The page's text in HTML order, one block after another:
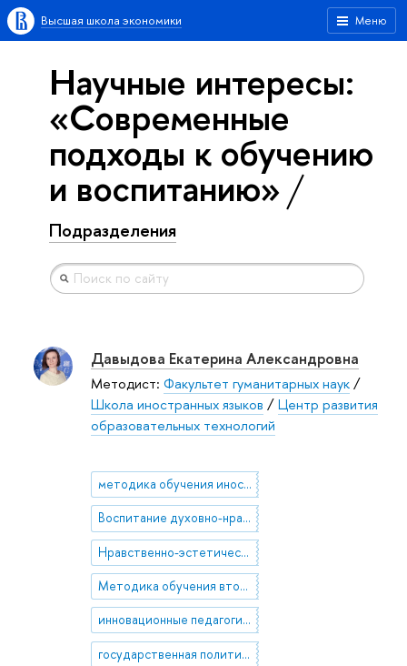
Меню
Высшая школа экономики
Научные интересы:
«Современные
подходы к обучению
и воспитанию»
Подразделения
Давыдова Екатерина Александровна
Методист: Факультет гуманитарных наук/
Школа иностранных языков /Центр развития
образовательных технологий
методика обучения иностранным языкам
Воспитание духовно-нравственных ценностей
Нравственно-эстетическое воспитание
Методика обучения второму иностранному языку
инновационные педагогические технологии
государственная политика в сфере образования